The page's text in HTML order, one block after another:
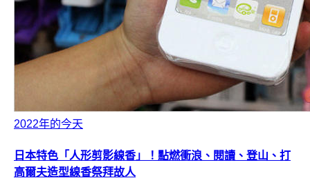
2022年的今天
日本特色「人形剪影線香」！點燃衝浪、閱讀、登山、打
高爾夫造型線香祭拜故人